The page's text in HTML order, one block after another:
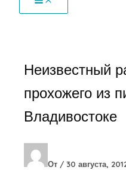
Неизвестный
прохожего из
Владивостоке
От / 30 августа,